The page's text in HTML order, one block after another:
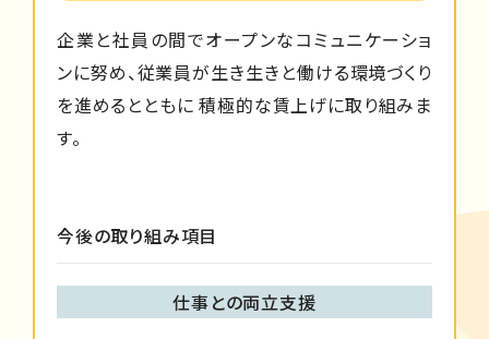
企業と社員の間でオープンなコミュニケーショ
ンに努め、従業員が生き生きと働ける環境づくり
を進めるとともに 積極的な賃上げに取り組みま
す。
今後の取り組み項目
仕事との両立支援